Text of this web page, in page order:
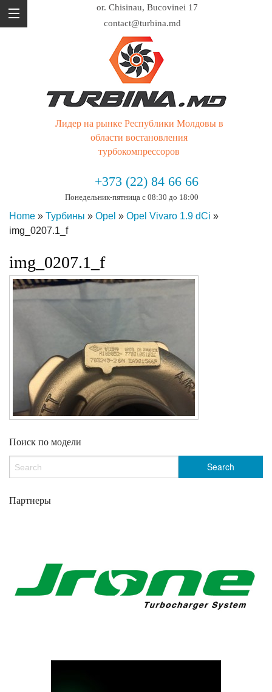
or. Chisinau, Bucovinei 17
contact@turbina.md
Лидер на рынке Республики Молдовы в
области востановления
турбокомпрессоров
+373 (22) 84 66 66
Понедельник-пятница с 08:30 до 18:00
Home » Турбины » Opel » Opel Vivaro 1.9 dCi »
img_0207.1_f
img_0207.1_f
Поиск по модели
Партнеры